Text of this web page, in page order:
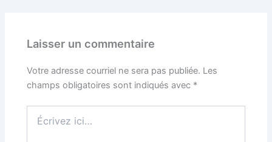
Laisser un commentaire
Votre adresse courriel ne sera pas publiée. Les
champs obligatoires sont indiqués avec *
ici…